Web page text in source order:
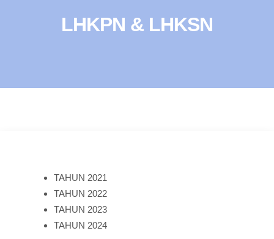
LHKPN & LHKSN
TAHUN 2021
TAHUN 2022
TAHUN 2023
TAHUN 2024